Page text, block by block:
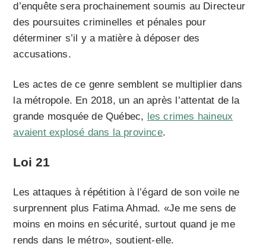
d’enquête sera prochainement soumis au Directeur
des poursuites criminelles et pénales pour
déterminer s’il y a matière à déposer des
accusations.
Les actes de ce genre semblent se multiplier dans
la métropole. En 2018, un an après l’attentat de la
grande mosquée de Québec, les crimes haineux
avaient explosé dans la province.
Loi 21
Les attaques à répétition à l’égard de son voile ne
surprennent plus Fatima Ahmad. «Je me sens de
moins en moins en sécurité, surtout quand je me
rends dans le métro», soutient-elle.